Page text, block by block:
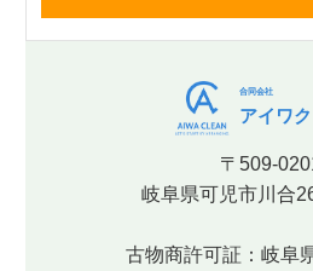
合同会社
アイワ
〒509-
岐阜県可児市川合
古物商許可証：岐阜